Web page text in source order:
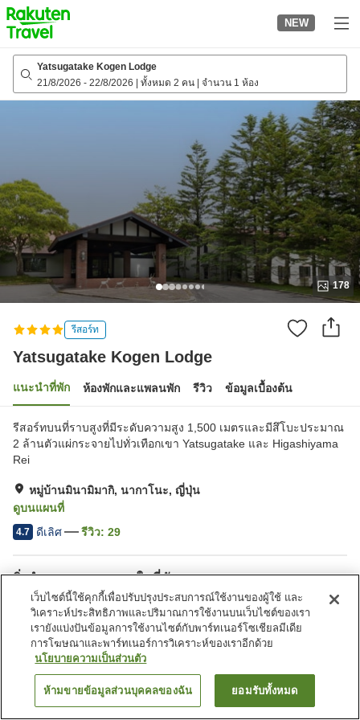
to
top
page
NEW
Yatsugatake Kogen Lodge
21/8/2026 - 22/8/2026 ทั้งหมด 2 คน จำนวน 1 ห้อง
178
รีสอร์ท
Yatsugatake Kogen Lodge
แนะนำที่พัก ห้องพักและแพลนพัก รีวิว ข้อมูลเบื้องต้น
รีสอร์ทบนที่ราบสูงที่มีระดับความสูง 1,500 เมตรและมีสึโบะประมาณ
2 ล้านตัวแผ่กระจายไปทั่วเทือกเขา Yatsugatake และ Higashiyama
Rei
หมู่บ้านมินามิมากิ, นากาโนะ, ญี่ปุ่น
ดูบนแผนที่
4.7 ดีเลิศ รีวิว: 29
สิ่งอำนวยความสะดวกในที่พัก
ที่จอดรถ
สปา/บิวตี้ซาลอน
ร้านอาหาร
เลานจ์
หน้าแรก ญี่ปุ่น นากาโนะ
Yatsugatake Kogen Lodge
ค้นหาห้องพัก
เว็บไซต์นี้ใช้คุกกี้เพื่อปรับปรุงประสบการณ์ใช้งานของผู้ใช้ และ
วิเคราะห์ประสิทธิภาพและปริมาณการใช้งานบนเว็บไซต์ของเรา
เรายังแบ่งปันข้อมูลการใช้งานไซต์กับพาร์ทเนอร์โซเชียลมีเดีย
การโฆษณาและพาร์ทเนอร์การวิเคราะห์ของเราอีกด้วย
นโยบายความเป็นส่วนตัว
ห้ามขายข้อมูลส่วนบุคคลของฉัน ยอมรับทั้งหมด